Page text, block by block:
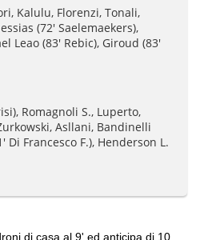
Kalulu, Florenzi, Tonali,
(72' Saelemaekers),
Leao (83' Rebic), Giroud (83'
Romagnoli S., Luperto,
Asllani, Bandinelli
Di Francesco F.), Henderson L.
di casa al 9' ed anticipa di 10